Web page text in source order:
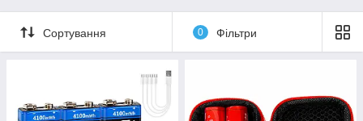
Сортування 0 Фільтри